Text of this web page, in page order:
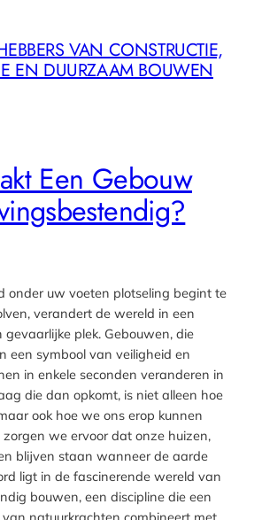
VAN CONSTRUCTIE,
EN DUURZAAM BOUWEN
Een Gebouw
onder uw voeten plotseling begint te
verandert de wereld in een
gevaarlijke plek. Gebouwen, die
een symbool van veiligheid en
in enkele seconden veranderen in
die dan opkomt, is niet alleen hoe
ook hoe we ons erop kunnen
zorgen we ervoor dat onze huizen,
blijven staan wanneer de aarde
ligt in de fascinerende wereld van
bouwen, een discipline die een
natuurkrachten combineert met